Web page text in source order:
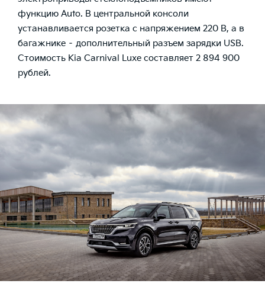
функцию Auto. В центральной консоли
устанавливается розетка с напряжением 220 В, а в
багажнике – дополнительный разъем зарядки USB.
Стоимость Kia Carnival Luxe составляет 2 894 900
рублей.